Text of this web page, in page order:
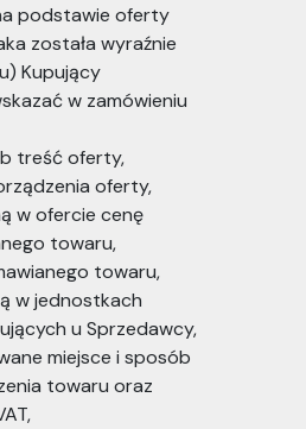
podstawie oferty
została wyraźnie
Kupujący
w zamówieniu
treść oferty,
oferty,
w ofercie cenę
towaru,
towaru,
w jednostkach
u Sprzedawcy,
miejsce i sposób
towaru oraz